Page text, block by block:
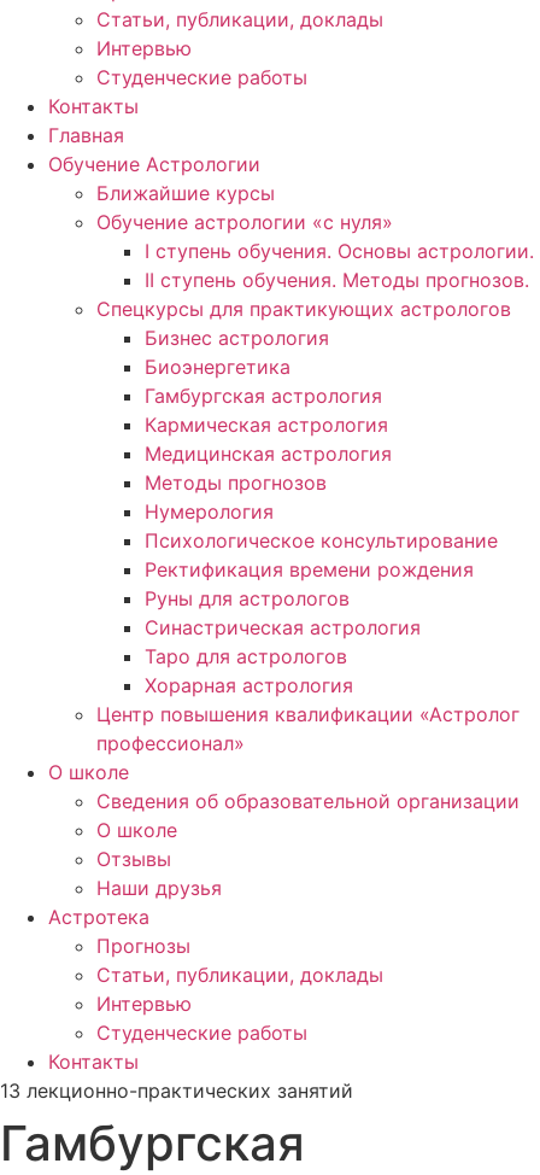
Статьи, публикации, доклады
Интервью
Студенческие работы
Контакты
Главная
Обучение Астрологии
Ближайшие курсы
Обучение астрологии «с нуля»
I ступень обучения. Основы астрологии.
II ступень обучения. Методы прогнозов.
Спецкурсы для практикующих астрологов
Бизнес астрология
Биоэнергетика
Гамбургская астрология
Кармическая астрология
Медицинская астрология
Методы прогнозов
Нумерология
Психологическое консультирование
Ректификация времени рождения
Руны для астрологов
Синастрическая астрология
Таро для астрологов
Хорарная астрология
Центр повышения квалификации «Астролог
профессионал»
О школе
Сведения об образовательной организации
О школе
Отзывы
Наши друзья
Астротека
Прогнозы
Статьи, публикации, доклады
Интервью
Студенческие работы
Контакты
13 лекционно-практических занятий
Гамбургская